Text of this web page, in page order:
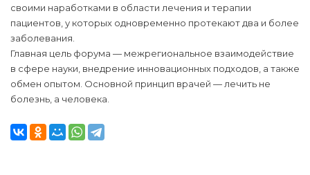
своими наработками в области лечения и терапии
пациентов, у которых одновременно протекают два и более
заболевания.
Главная цель форума — межрегиональное взаимодействие
в сфере науки, внедрение инновационных подходов, а также
обмен опытом. Основной принцип врачей — лечить не
болезнь, а человека.